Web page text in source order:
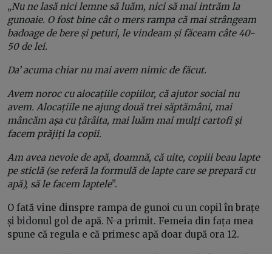
„Nu ne lasă nici lemne să luăm, nici să mai intrăm la
gunoaie. O fost bine cât o mers rampa că mai strângeam
badoage de bere și peturi, le vindeam și făceam câte 40-
50 de lei.
Da’ acuma chiar nu mai avem nimic de făcut.
Avem noroc cu alocațiile copiilor, că ajutor social nu
avem. Alocațiile ne ajung două trei săptămâni, mai
mâncăm așa cu țârâita, mai luăm mai mulți cartofi și
facem prăjiți la copii.
Am avea nevoie de apă, doamnă, că uite, copiii beau lapte
pe sticlă (se referă la formulă de lapte care se prepară cu
apă), să le facem laptele”.
O fată vine dinspre rampa de gunoi cu un copil în brațe
și bidonul gol de apă. N-a primit. Femeia din fața mea
spune că regula e că primesc apă doar după ora 12.